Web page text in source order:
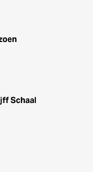
Schaal